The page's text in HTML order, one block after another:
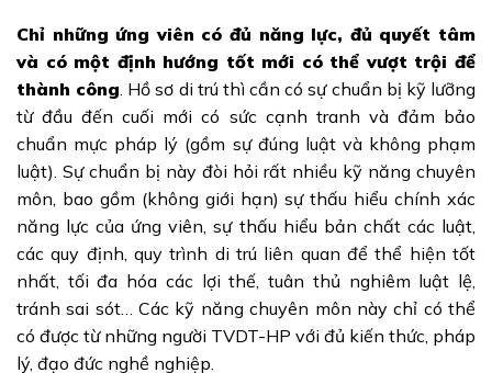
Chỉ những ứng viên có đủ năng lực, đủ quyết tâm
và có một định hướng tốt mới có thể vượt trội để
thành công Hồ sơ di trú thì cần có sự chuẩn bị kỹ lưỡng
từ đầu đến cuối mới có sức cạnh tranh và đảm bảo
chuẩn mực pháp lý (gồm sự đúng luật và không phạm
luật). Sự chuẩn bị này đòi hỏi rất nhiều kỹ năng chuyên
môn, bao gồm (không giới hạn) sự thấu hiểu chính xác
năng lực của ứng viên, sự thấu hiểu bản chất các luật,
các quy định, quy trình di trú liên quan để thể hiện tốt
nhất, tối đa hóa các lợi thế, tuân thủ nghiêm luật lệ,
tránh sai sót… Các kỹ năng chuyên môn này chỉ có thể
có được từ những người TVDT-HP với đủ kiến thức, pháp
lý, đạo đức nghề nghiệp.